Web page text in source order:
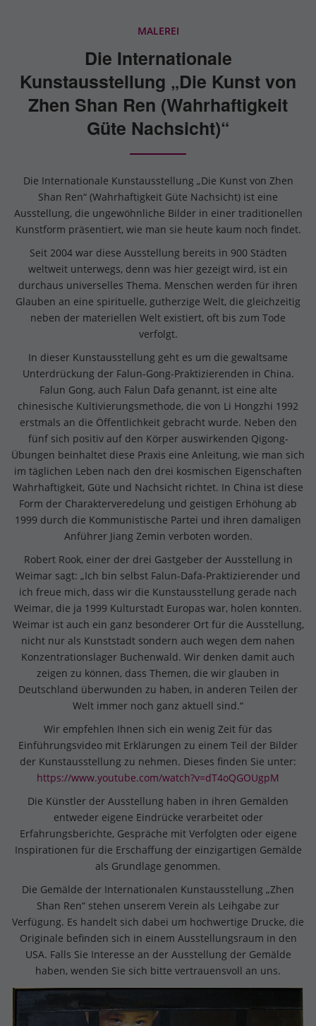
MALEREI
Die Internationale
Kunstausstellung „Die Kunst von
Zhen Shan Ren (Wahrhaftigkeit
Güte Nachsicht)“
Die Internationale Kunstausstellung „Die Kunst von Zhen
Shan Ren“ (Wahrhaftigkeit Güte Nachsicht) ist eine
Ausstellung, die ungewöhnliche Bilder in einer traditionellen
Kunstform präsentiert, wie man sie heute kaum noch findet.
Seit 2004 war diese Ausstellung bereits in 900 Städten
weltweit unterwegs, denn was hier gezeigt wird, ist ein
durchaus universelles Thema. Menschen werden für ihren
Glauben an eine spirituelle, gutherzige Welt, die gleichzeitig
neben der materiellen Welt existiert, oft bis zum Tode
verfolgt.
In dieser Kunstausstellung geht es um die gewaltsame
Unterdrückung der Falun-Gong-Praktizierenden in China.
Falun Gong, auch Falun Dafa genannt, ist eine alte
chinesische Kultivierungsmethode, die von Li Hongzhi 1992
erstmals an die Öffentlichkeit gebracht wurde. Neben den
fünf sich positiv auf den Körper auswirkenden Qigong-
Übungen beinhaltet diese Praxis eine Anleitung, wie man sich
im täglichen Leben nach den drei kosmischen Eigenschaften
Wahrhaftigkeit, Güte und Nachsicht richtet. In China ist diese
Form der Charakterveredelung und geistigen Erhöhung ab
1999 durch die Kommunistische Partei und ihren damaligen
Anführer Jiang Zemin verboten worden.
Robert Rook, einer der drei Gastgeber der Ausstellung in
Weimar sagt: „Ich bin selbst Falun-Dafa-Praktizierender und
ich freue mich, dass wir die Kunstausstellung gerade nach
Weimar, die ja 1999 Kulturstadt Europas war, holen konnten.
Weimar ist auch ein ganz besonderer Ort für die Ausstellung,
nicht nur als Kunststadt sondern auch wegen dem nahen
Konzentrationslager Buchenwald. Wir denken damit auch
zeigen zu können, dass Themen, die wir glauben in
Deutschland überwunden zu haben, in anderen Teilen der
Welt immer noch ganz aktuell sind.“
Wir empfehlen Ihnen sich ein wenig Zeit für das
Einführungsvideo mit Erklärungen zu einem Teil der Bilder
der Kunstausstellung zu nehmen. Dieses finden Sie unter:
https://www.youtube.com/watch?v=dT4oQGOUgpM
Die Künstler der Ausstellung haben in ihren Gemälden
entweder eigene Eindrücke verarbeitet oder
Erfahrungsberichte, Gespräche mit Verfolgten oder eigene
Inspirationen für die Erschaffung der einzigartigen Gemälde
als Grundlage genommen.
Die Gemälde der Internationalen Kunstausstellung „Zhen
Shan Ren“ stehen unserem Verein als Leihgabe zur
Verfügung. Es handelt sich dabei um hochwertige Drucke, die
Originale befinden sich in einem Ausstellungsraum in den
USA. Falls Sie Interesse an der Ausstellung der Gemälde
haben, wenden Sie sich bitte vertrauensvoll an uns.